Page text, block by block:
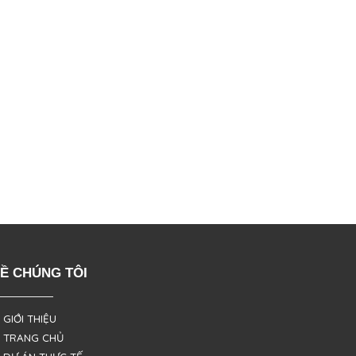
CHÚNG TÔI
THIỆU
CHỦ